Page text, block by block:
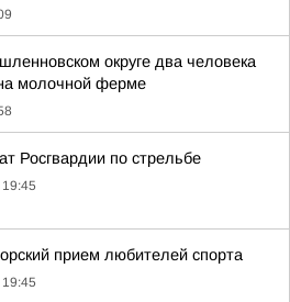
округе два человека
молочной ферме
Росгвардии по стрельбе
прием любителей спорта